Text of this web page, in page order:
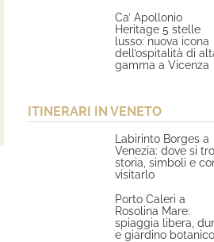
Ca’ Apollonio
Heritage 5 stelle
lusso: nuova icona
dell’ospitalità di
gamma a Vicenza
ITINERARI IN VENETO
Labirinto Borges a
Venezia: dove si
storia, simboli e
visitarlo
Porto Caleri a
Rosolina Mare:
spiaggia libera,
e giardino botanico